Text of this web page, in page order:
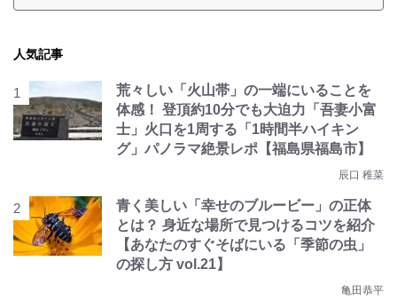
人気記事
荒々しい「火山帯」の一端にいることを
体感！ 登頂約10分でも大迫力「吾妻小富
士」火口を1周する「1時間半ハイキン
グ」パノラマ絶景レポ【福島県福島市】
辰口 稚菜
青く美しい「幸せのブルービー」の正体
とは？ 身近な場所で見つけるコツを紹介
【あなたのすぐそばにいる「季節の虫」
の探し方 vol.21】
亀田恭平